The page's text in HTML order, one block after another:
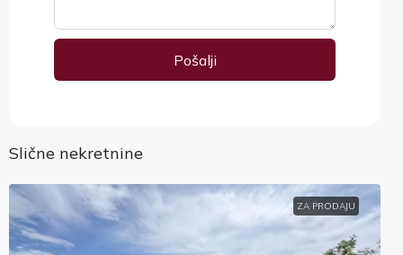
Pošalji
Slične nekretnine
ZA PRODAJU